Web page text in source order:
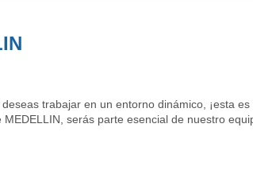
trabajar en un entorno dinámico, ¡esta es
serás parte esencial de nuestro